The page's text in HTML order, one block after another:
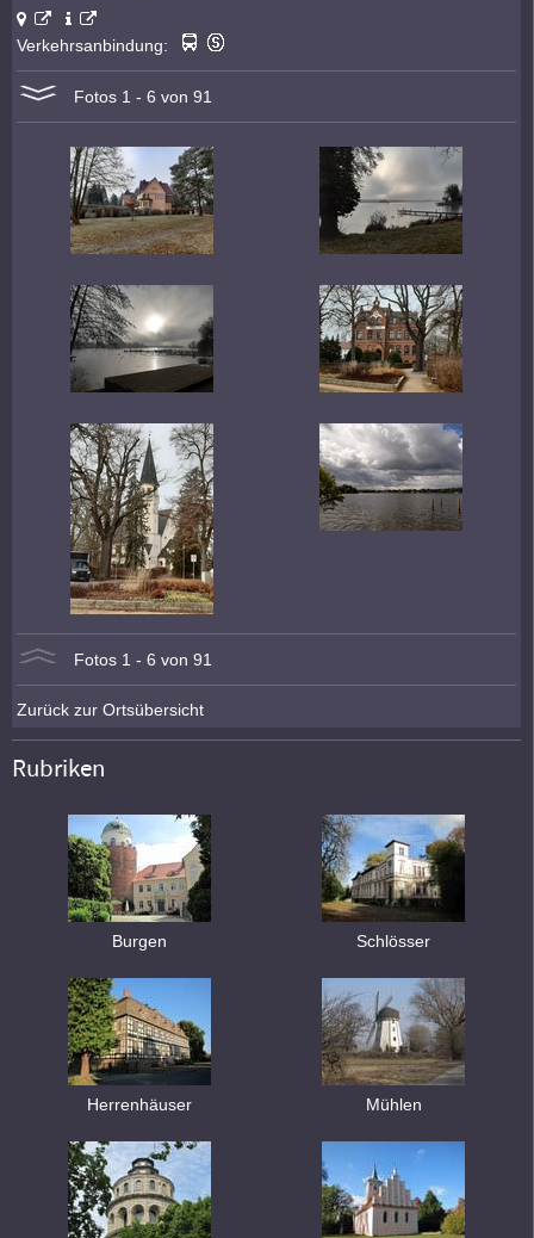
Verkehrsanbindung:
Fotos 1 - 6 von 91
Fotos 1 - 6 von 91
Zurück zur Ortsübersicht
Rubriken
Burgen Schlösser
Herrenhäuser Mühlen